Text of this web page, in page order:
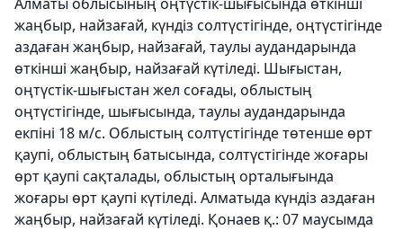
жаңбыр, найзағай, күндіз солтүстігінде, оңтүстігінде
аздаған жаңбыр, найзағай, таулы аудандарында
өткінші жаңбыр, найзағай күтіледі. Шығыстан,
оңтүстік-шығыстан жел соғады, облыстың
оңтүстігінде, шығысында, таулы аудандарында
екпіні 18 м/с. Облыстың солтүстігінде төтенше өрт
қаупі, облыстың батысында, солтүстігінде жоғары
өрт қаупі сақталады, облыстың орталығында
жоғары өрт қаупі күтіледі. Алматыда күндіз аздаған
жаңбыр, найзағай күтіледі. Қонаев қ.: 07 маусымда